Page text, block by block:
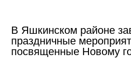
В Яшкинском районе
праздничные
посвященные Новому